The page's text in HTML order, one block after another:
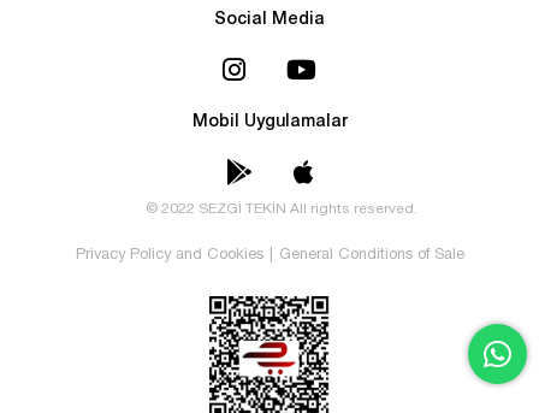
Social Media
Mobil Uygulamalar
© 2022 SEZGİ TEKİN All rights reserved.
Privacy Policy and Cookies General Conditions of Sale